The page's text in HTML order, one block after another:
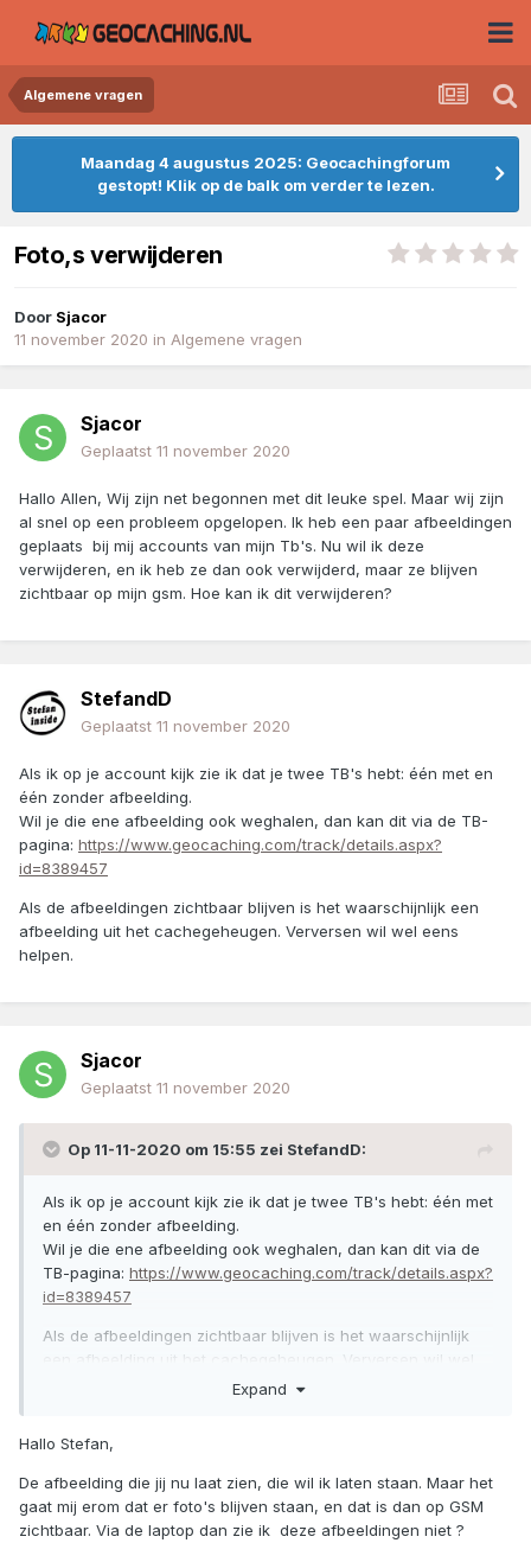
Algemene vragen
Maandag 4 augustus 2025: Geocachingforum
gestopt! Klik op de balk om verder te lezen.
Foto,s verwijderen
Door Sjacor
11 november 2020 in Algemene vragen
Sjacor
Geplaatst 11 november 2020
Hallo Allen, Wij zijn net begonnen met dit leuke spel. Maar wij zijn
al snel op een probleem opgelopen. Ik heb een paar afbeeldingen
geplaats bij mij accounts van mijn Tb's. Nu wil ik deze
verwijderen, en ik heb ze dan ook verwijderd, maar ze blijven
zichtbaar op mijn gsm. Hoe kan ik dit verwijderen?
StefandD
Geplaatst 11 november 2020
Als ik op je account kijk zie ik dat je twee TB's hebt: één met en
één zonder afbeelding.
Wil je die ene afbeelding ook weghalen, dan kan dit via de TB-
pagina: https://www.geocaching.com/track/details.aspx?
id=8389457
Als de afbeeldingen zichtbaar blijven is het waarschijnlijk een
afbeelding uit het cachegeheugen. Verversen wil wel eens
helpen.
Sjacor
Geplaatst 11 november 2020
Op 11-11-2020 om 15:55 zei StefandD:
Als ik op je account kijk zie ik dat je twee TB's hebt: één met
en één zonder afbeelding.
Wil je die ene afbeelding ook weghalen, dan kan dit via de
TB-pagina: https://www.geocaching.com/track/details.aspx?
id=8389457
Als de afbeeldingen zichtbaar blijven is het waarschijnlijk
een afbeelding uit het cachegeheugen. Verversen wil wel
Expand
Hallo Stefan,
De afbeelding die jij nu laat zien, die wil ik laten staan. Maar het
gaat mij erom dat er foto's blijven staan, en dat is dan op GSM
zichtbaar. Via de laptop dan zie ik deze afbeeldingen niet ?